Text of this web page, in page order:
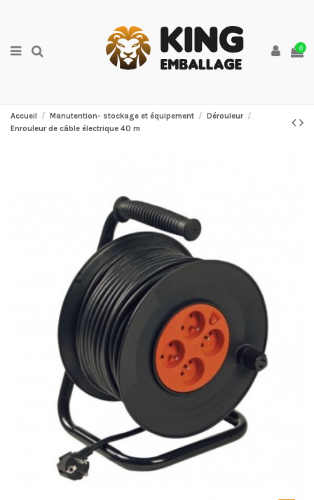
0
Accueil Manutention- stockage et équipement
Dérouleur
Enrouleur de câble électrique 40 m